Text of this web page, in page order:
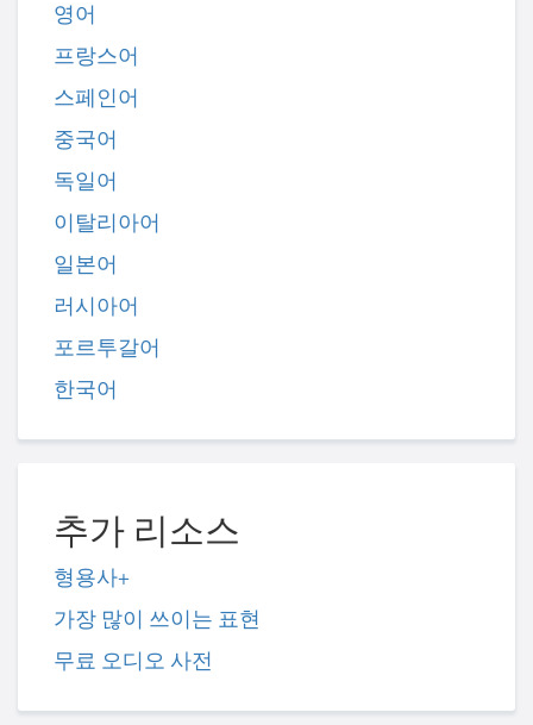
영어
프랑스어
스페인어
중국어
독일어
이탈리아어
일본어
러시아어
포르투갈어
한국어
추가 리소스
형용사+
가장 많이 쓰이는 표현
무료 오디오 사전